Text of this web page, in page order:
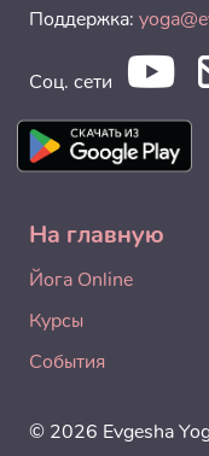
Поддержка:
Соц. сети
На главную
Йога Online
Курсы
События
© 2026 Evgesha